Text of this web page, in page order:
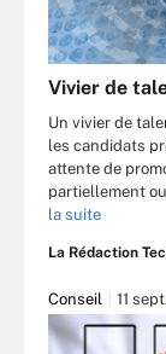
Vivier de
Un vivier de
les candidats
attente de
partiellement
la suite
La Rédaction
Conseil 11